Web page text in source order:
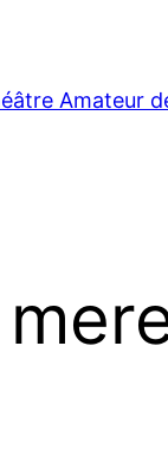
Amateur